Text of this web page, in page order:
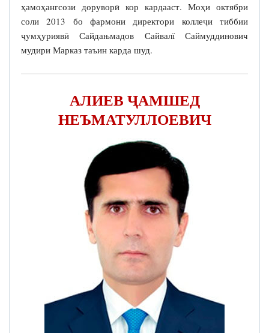
ҳамоҳангсози доруворӣ кор кардааст. Моҳи октябри
соли 2013 бо фармони директори коллеҷи тиббии
ҷумҳуриявӣ Сайдањмадов Сайвалї Саймуддинович
мудири Марказ таъин карда шуд.
АЛИЕВ ҶАМШЕД
НЕЪМАТУЛЛОЕВИЧ